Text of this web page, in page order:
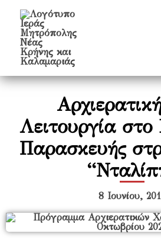
Λειτουργία
Παρασκευής
8 Ιουνίου,